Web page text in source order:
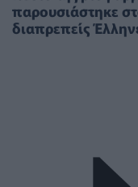
παρουσιάστηκε
διαπρεπείς